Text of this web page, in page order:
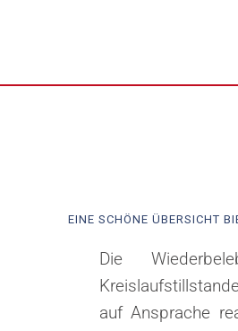
EINE SCHÖNE ÜBERSICHT
Die
auf Ansprache